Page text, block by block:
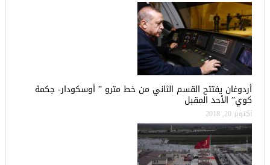
أردوغان يفتتح القسم الثاني من خط مترو ” أوسكودار- جكمة
كوي” الأحد المقبل
أكتوبر 20, 2018